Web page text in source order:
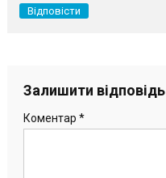
Відповісти
Залишити відповідь
Коментар *